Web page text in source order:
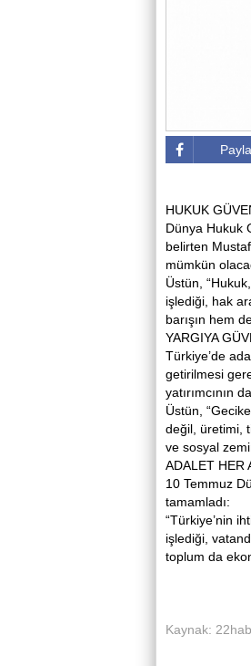
HUKUK
Dünya Hukuk
belirten
mümkün
Üstün,
işlediği, hak
barışın hem
YARGIYA
Türkiye’de
getirilmesi
yatırımcının
Üstün,
değil, üretimi,
ve sosyal
ADALET HER
10 Temmuz
tamamladı:
“Türkiye’nin
işlediği,
toplum da
Kaynak: